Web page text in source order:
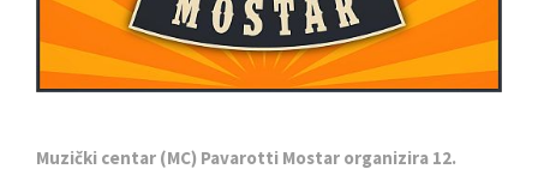
Muzički centar (MC) Pavarotti Mostar organizira 12.